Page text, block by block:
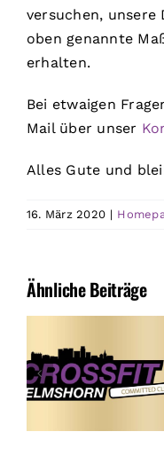
versuchen,
oben genannte
erhalten.
Bei etwaigen
Mail über unser
Alles Gute und
16. März 2020 |
Ähnliche Beiträge